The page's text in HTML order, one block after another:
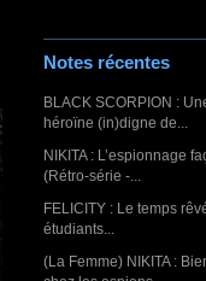
Notes récentes
BLACK SCORPION :
héroïne (in)digne de...
NIKITA : L’espionnage
(Rétro-série -...
FELICITY : Le temps
étudiants...
(La Femme) NIKITA :